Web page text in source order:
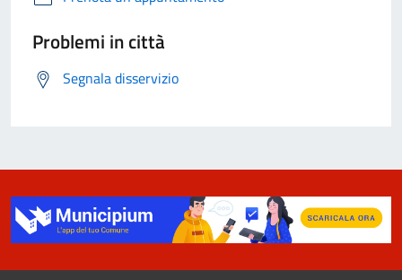
Problemi in città
Segnala disservizio